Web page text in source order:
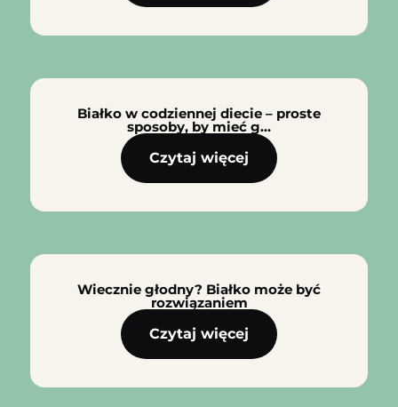
Białko w codziennej diecie – proste
sposoby, by mieć g…
Czytaj więcej
Wiecznie głodny? Białko może być
rozwiązaniem
Czytaj więcej